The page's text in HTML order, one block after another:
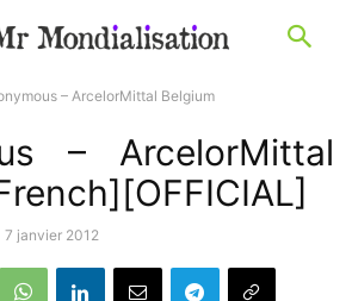
– ArcelorMittal Belgium
– ArcelorMittal
7 janvier 2012